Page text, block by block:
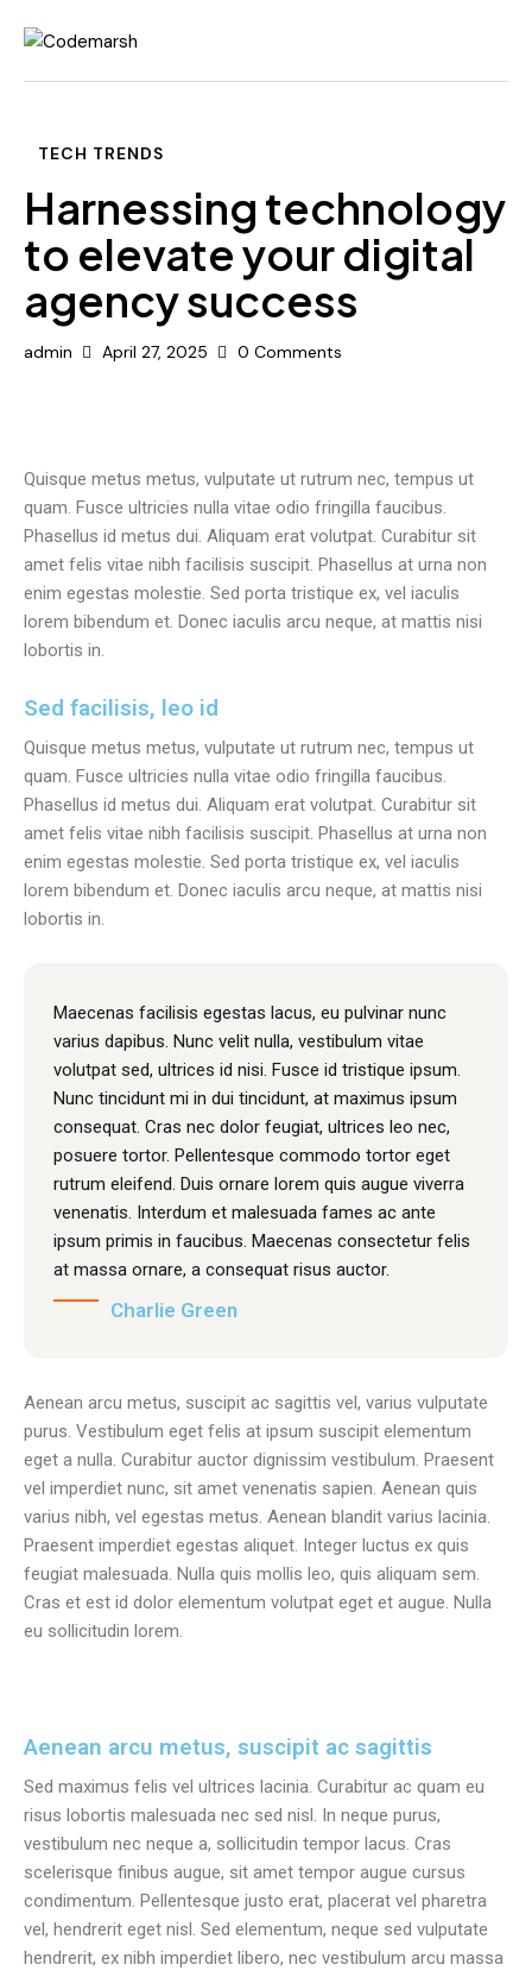
Home
Pages
Portfolio
Blog
Contact Us
TECH TRENDS
Harnessing technology
to elevate your digital
agency success
admin April 27, 2025 0 Comments
Quisque metus metus, vulputate ut rutrum nec, tempus ut
quam. Fusce ultricies nulla vitae odio fringilla faucibus.
Phasellus id metus dui. Aliquam erat volutpat. Curabitur sit
amet felis vitae nibh facilisis suscipit. Phasellus at urna non
enim egestas molestie. Sed porta tristique ex, vel iaculis
lorem bibendum et. Donec iaculis arcu neque, at mattis nisi
lobortis in.
Sed facilisis, leo id
Quisque metus metus, vulputate ut rutrum nec, tempus ut
quam. Fusce ultricies nulla vitae odio fringilla faucibus.
Phasellus id metus dui. Aliquam erat volutpat. Curabitur sit
amet felis vitae nibh facilisis suscipit. Phasellus at urna non
enim egestas molestie. Sed porta tristique ex, vel iaculis
lorem bibendum et. Donec iaculis arcu neque, at mattis nisi
lobortis in.
Maecenas facilisis egestas lacus, eu pulvinar nunc
varius dapibus. Nunc velit nulla, vestibulum vitae
volutpat sed, ultrices id nisi. Fusce id tristique ipsum.
Nunc tincidunt mi in dui tincidunt, at maximus ipsum
consequat. Cras nec dolor feugiat, ultrices leo nec,
posuere tortor. Pellentesque commodo tortor eget
rutrum eleifend. Duis ornare lorem quis augue viverra
venenatis. Interdum et malesuada fames ac ante
ipsum primis in faucibus. Maecenas consectetur felis
at massa ornare, a consequat risus auctor.
Charlie Green
Aenean arcu metus, suscipit ac sagittis vel, varius vulputate
purus. Vestibulum eget felis at ipsum suscipit elementum
eget a nulla. Curabitur auctor dignissim vestibulum. Praesent
vel imperdiet nunc, sit amet venenatis sapien. Aenean quis
varius nibh, vel egestas metus. Aenean blandit varius lacinia.
Praesent imperdiet egestas aliquet. Integer luctus ex quis
feugiat malesuada. Nulla quis mollis leo, quis aliquam sem.
Cras et est id dolor elementum volutpat eget et augue. Nulla
eu sollicitudin lorem.
Aenean arcu metus, suscipit ac sagittis
Sed maximus felis vel ultrices lacinia. Curabitur ac quam eu
risus lobortis malesuada nec sed nisl. In neque purus,
vestibulum nec neque a, sollicitudin tempor lacus. Cras
scelerisque finibus augue, sit amet tempor augue cursus
condimentum. Pellentesque justo erat, placerat vel pharetra
vel, hendrerit eget nisl. Sed elementum, neque sed vulputate
hendrerit, ex nibh imperdiet libero, nec vestibulum arcu massa